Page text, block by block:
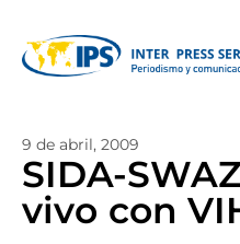
9 de abril, 2009
SIDA-
vivo con